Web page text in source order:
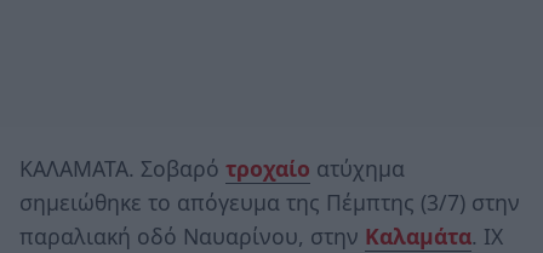
ΚΑΛΑΜΑΤΑ. Σοβαρό τροχαίο ατύχημα
σημειώθηκε το απόγευμα της Πέμπτης (3/7) στην
παραλιακή οδό Ναυαρίνου, στην Καλαμάτα. ΙΧ